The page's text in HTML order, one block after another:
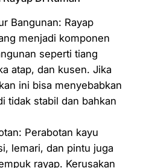
Bangunan: Rayap
menjadi komponen
seperti tiang
atap, dan kusen. Jika
ini bisa menyebabkan
tidak stabil dan bahkan
Perabotan kayu
lemari, dan pintu juga
rayap. Kerusakan